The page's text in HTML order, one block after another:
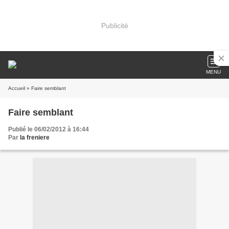
Publicité
MENU
Accueil » Faire semblant
Faire semblant
Publié le 06/02/2012 à 16:44
Par la freniere